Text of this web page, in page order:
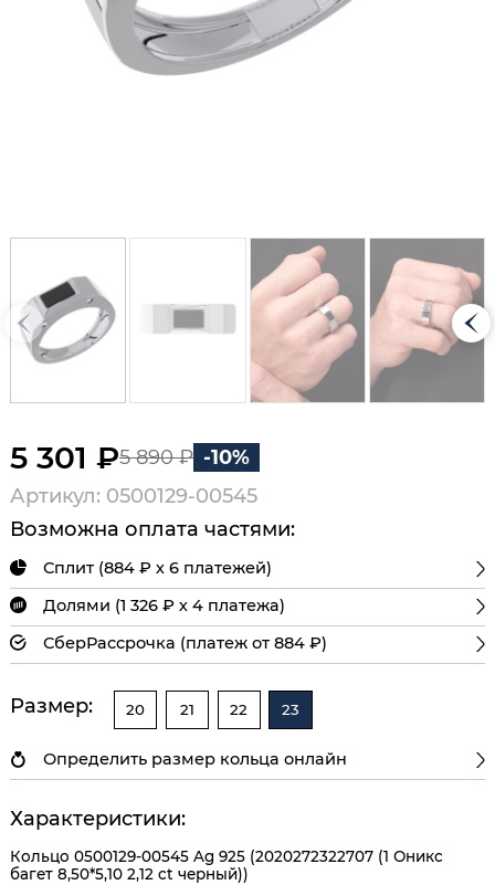
5 301 ₽5 890 ₽ -10%
Артикул: 0500129-00545
Возможна оплата частями:
Сплит (884 ₽ х 6 платежей)
Долями (1 326 ₽ х 4 платежа)
СберРассрочка (платеж от 884 ₽)
Размер: 20 21 22 23
Определить размер кольца онлайн
Характеристики:
Кольцо 0500129-00545 Ag 925 (2020272322707 (1 Оникс
багет 8,50*5,10 2,12 ct черный))